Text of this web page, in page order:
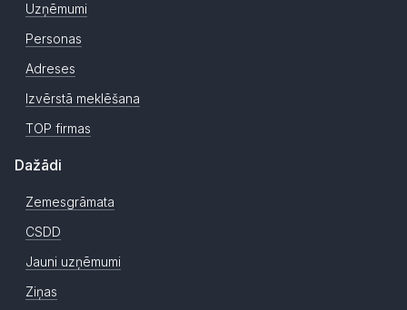
Uzņēmumi
Personas
Adreses
Izvērstā meklēšana
TOP firmas
Dažādi
Zemesgrāmata
CSDD
Jauni uzņēmumi
Ziņas